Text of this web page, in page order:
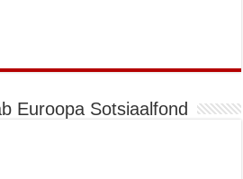
Euroopa Sotsiaalfond